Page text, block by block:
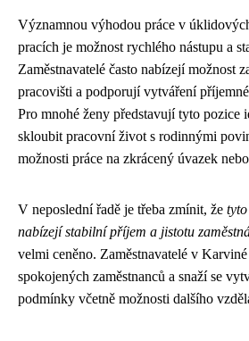
Významnou výhodou práce v
pracích je možnost rychlého nástupu a
Zaměstnavatelé často nabízejí možnost
pracovišti a podporují vytváření
Pro mnohé ženy představují tyto pozice
skloubit pracovní život s rodinnými
možnosti práce na zkrácený úvazek
V neposlední řadě je třeba zmínit, že
nabízejí stabilní příjem a jistotu
velmi ceněno. Zaměstnavatelé v
spokojených zaměstnanců a snaží se
podmínky včetně možnosti dalšího